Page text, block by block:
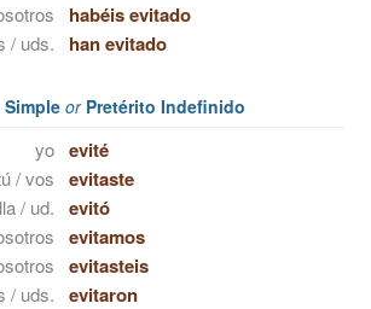
habéis evitado
/ uds. han evitado
orPretérito Indefinido
yo evité
/ vos evitaste
/ ud. evitó
evitamos
evitasteis
/ uds. evitaron